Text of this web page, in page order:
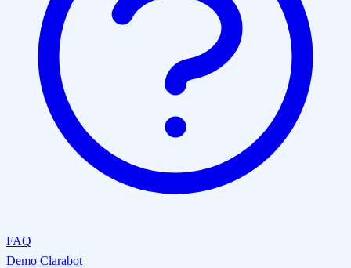
FAQ
Demo Clarabot